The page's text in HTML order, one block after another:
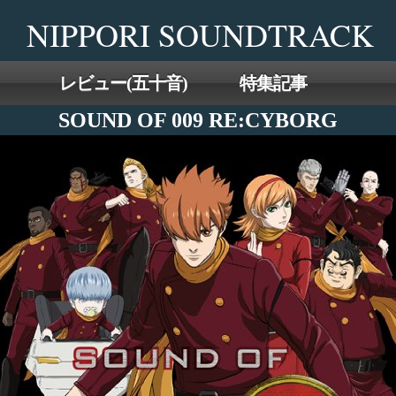
to
the
content
NIPPORI SOUNDTRACK
レビュー(五十音) 特集記事
SOUND OF 009 RE:CYBORG